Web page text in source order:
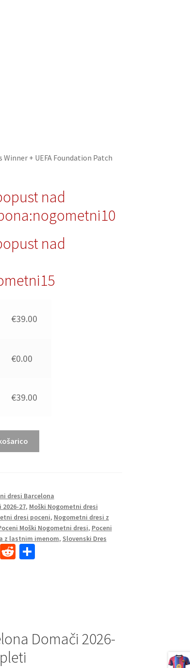
Winner + UEFA Foundation Patch
nad
nad
€39.00
€0.00
€39.00
dresi Barcelona
2026-27, Moški Nogometni dresi
dresi poceni, Nogometni dresi z
Moški Nogometni dresi, Poceni
z lastnim imenom, Slovenski Dres
R S
Domači 2026-